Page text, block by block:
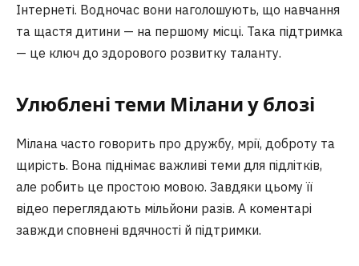
Інтернеті. Водночас вони наголошують, що навчання
та щастя дитини — на першому місці. Така підтримка
— це ключ до здорового розвитку таланту.
Улюблені теми Мілани у блозі
Мілана часто говорить про дружбу, мрії, доброту та
щирість. Вона піднімає важливі теми для підлітків,
але робить це простою мовою. Завдяки цьому її
відео переглядають мільйони разів. А коментарі
завжди сповнені вдячності й підтримки.